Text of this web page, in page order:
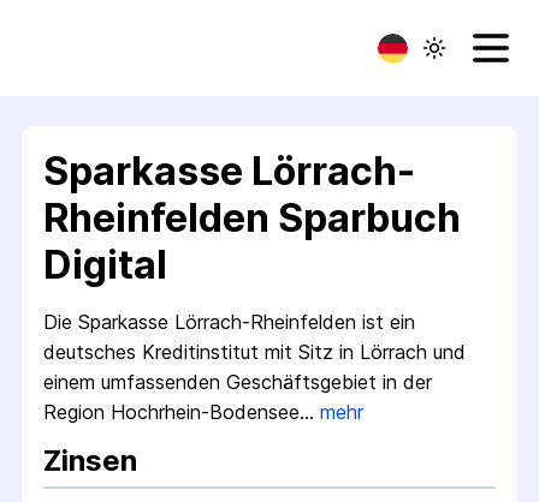
Sparkasse Lörrach-
Rheinfelden Sparbuch
Digital
Die Sparkasse Lörrach-Rheinfelden ist ein
deutsches Kreditinstitut mit Sitz in Lörrach und
einem umfassenden Geschäftsgebiet in der
Region Hochrhein-Bodensee… mehr
Zinsen